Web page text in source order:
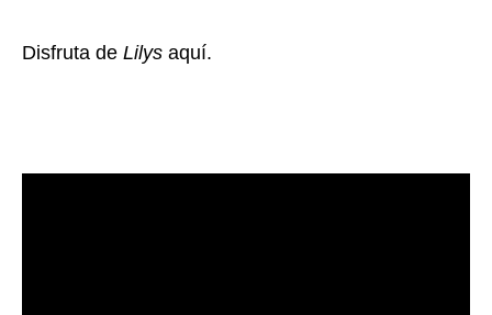
Disfruta de Lilys aquí.